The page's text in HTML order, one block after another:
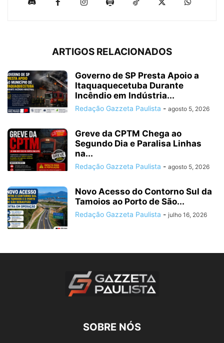
ARTIGOS RELACIONADOS
Governo de SP Presta Apoio a
Itaquaquecetuba Durante
Incêndio em Indústria...
Redação Gazzeta Paulista - agosto 5, 2026
Greve da CPTM Chega ao
Segundo Dia e Paralisa Linhas
na...
Redação Gazzeta Paulista - agosto 5, 2026
Novo Acesso do Contorno Sul da
Tamoios ao Porto de São...
Redação Gazzeta Paulista - julho 16, 2026
SOBRE NÓS